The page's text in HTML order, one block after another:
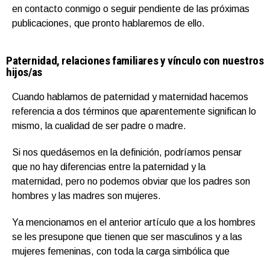
en contacto conmigo o seguir pendiente de las próximas
publicaciones, que pronto hablaremos de ello.
Paternidad, relaciones familiares y vínculo con nuestros
hijos/as
Cuando hablamos de paternidad y maternidad hacemos
referencia a dos términos que aparentemente significan lo
mismo, la cualidad de ser padre o madre.
Si nos quedásemos en la definición, podríamos pensar
que no hay diferencias entre la paternidad y la
maternidad, pero no podemos obviar que los padres son
hombres y las madres son mujeres.
Ya mencionamos en el anterior artículo que a los hombres
se les presupone que tienen que ser masculinos y a las
mujeres femeninas, con toda la carga simbólica que